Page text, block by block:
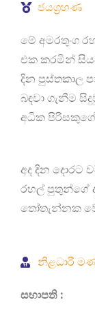
ජයග්‍රහණ
මේ අමරතුංග
එක කරමින්
දින පුස්තකාල
බඳවා ගැනීම
අධික පිරිසකුගේ
අද දින දොරට
රහල් පුතුන්ගේ
තෝතැන්නක
නිළධාරී
සභාපති :